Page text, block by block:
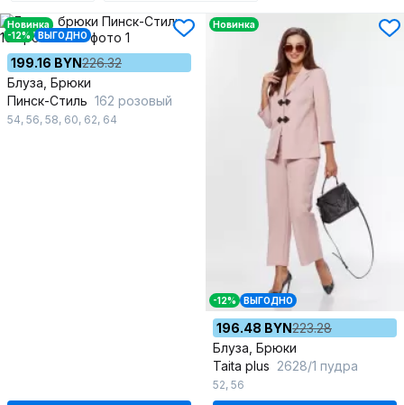
Новинка
-12%
ВЫГОДНО
199.16 BYN226.32
Блуза, Брюки
Пинск-Стиль 162 розовый
54, 56, 58, 60, 62, 64
Новинка
-12% ВЫГОДНО
196.48 BYN223.28
Блуза, Брюки
Taita plus 2628/1 пудра
52, 56